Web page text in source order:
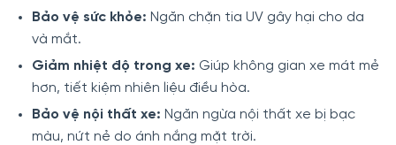
Bảo vệ sức khỏe: Ngăn chặn tia UV gây hại cho da
và mắt.
Giảm nhiệt độ trong xe: Giúp không gian xe mát mẻ
hơn, tiết kiệm nhiên liệu điều hòa.
Bảo vệ nội thất xe: Ngăn ngừa nội thất xe bị bạc
màu, nứt nẻ do ánh nắng mặt trời.